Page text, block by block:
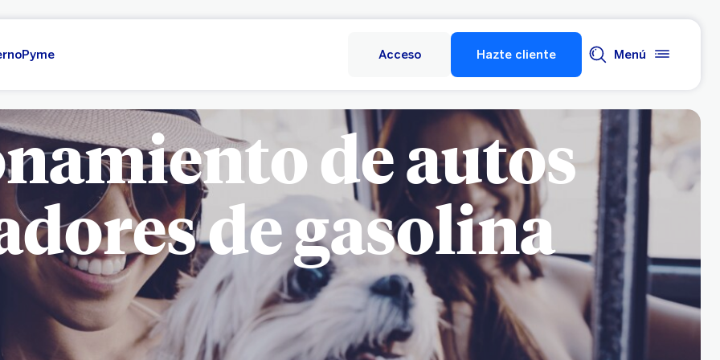
Pyme Acceso Hazte cliente Menú
de autos
de gasolina